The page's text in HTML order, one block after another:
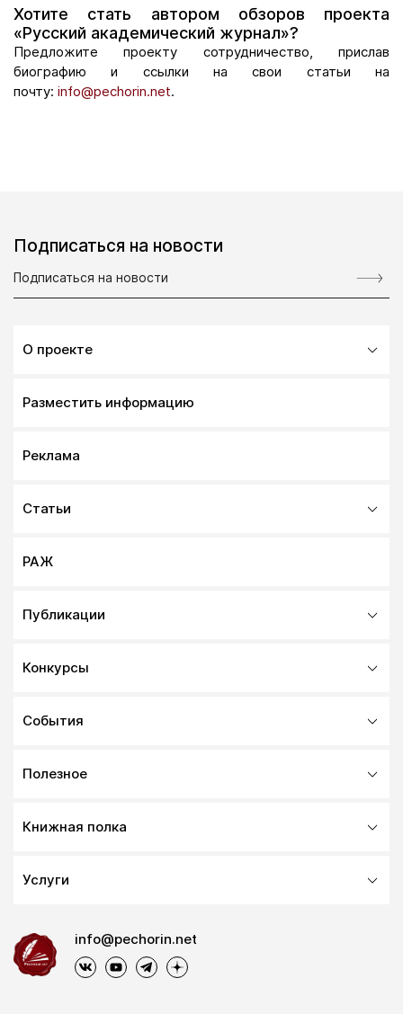
Хотите стать автором обзоров проекта
«Русский академический журнал»?
Предложите проекту сотрудничество, прислав
биографию и ссылки на свои статьи на
почту: info@pechorin.net.
Подписаться на новости
О проекте
Разместить информацию
Реклама
Статьи
РАЖ
Публикации
Конкурсы
События
Полезное
Книжная полка
Услуги
info@pechorin.net